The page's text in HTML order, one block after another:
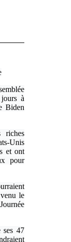
à
Biden
riches
Unis
et ont
pour
le
ses 47